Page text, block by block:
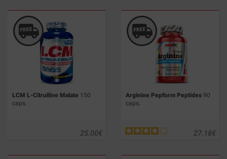
LCM L-Citrulline Malate 150
caps.
€
25.00
Arginine Pepform Peptides 90
caps.
€
27.18